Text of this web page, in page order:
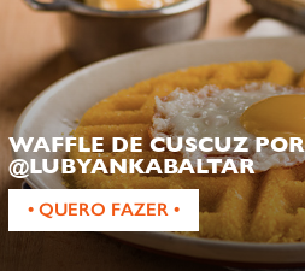
WAFFLE DE CUSCUZ POR
@LUBYANKABALTAR
• QUERO FAZER •